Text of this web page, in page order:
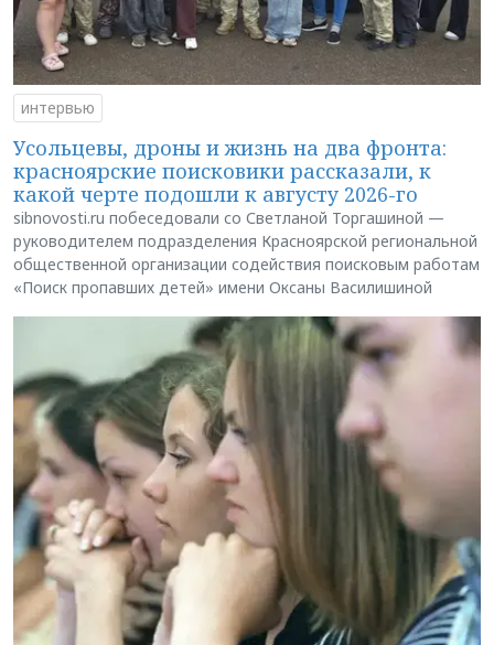
интервью
Усольцевы, дроны и жизнь на два фронта:
красноярские поисковики рассказали, к
какой черте подошли к августу 2026-го
sibnovosti.ru побеседовали со Светланой Торгашиной —
руководителем подразделения Красноярской региональной
общественной организации содействия поисковым работам
«Поиск пропавших детей» имени Оксаны Василишиной